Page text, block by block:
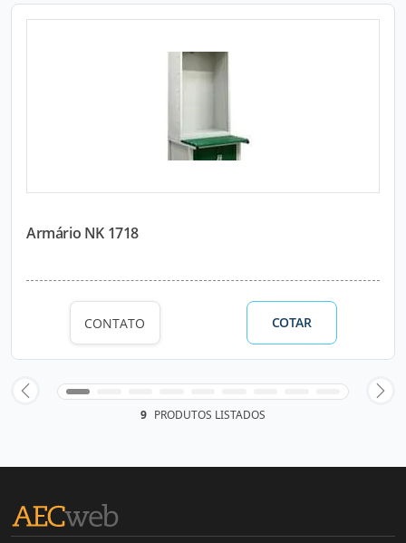
Armário NK 1718
CONTATO COTAR
9 PRODUTOS LISTADOS